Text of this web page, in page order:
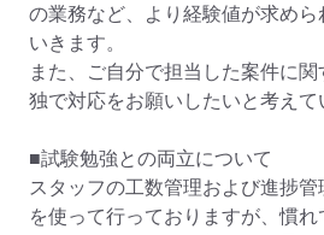
の業務など、より経験値が求め
いきます。
また、ご自分で担当した案件に
独で対応をお願いしたいと考えて
■試験勉強との両立について
スタッフの工数管理および進捗
を使って行っておりますが、慣